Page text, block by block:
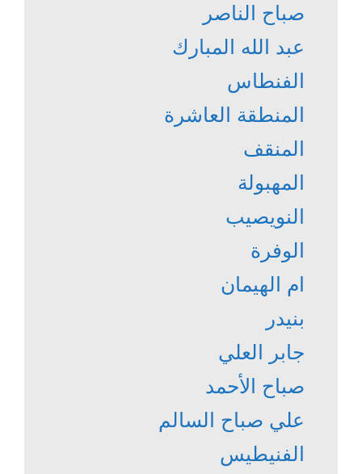
صباح الناصر
عبد الله المبارك
الفنطاس
المنطقة العاشرة
المنقف
المهبولة
النويصيب
الوفرة
ام الهيمان
بنيدر
جابر العلي
صباح الأحمد
علي صباح السالم
الفنيطيس